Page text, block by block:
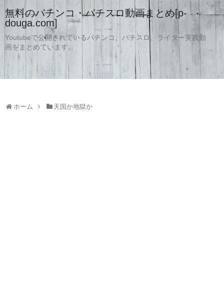
無料のパチンコ・パチスロ動画まとめ[p-
douga.com]
Youtubeで公開されているパチンコ、パチスロ、ライター実践動
画をまとめています。
ホーム 天国か地獄か